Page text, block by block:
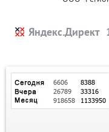
Яндекс.Директ